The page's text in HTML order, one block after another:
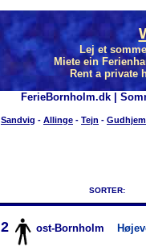
Lej et
Miete ein
Rent a private
FerieBornholm.dk |
Sandvig - Allinge - Tejn - Gudhjem
SORTER:
2 ost-Bornholm